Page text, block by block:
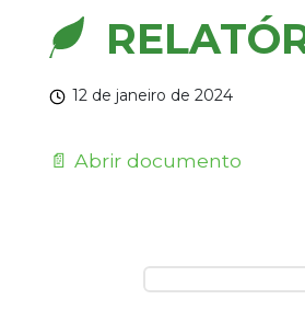
12 de janeiro de 2024
📄 Abrir documento